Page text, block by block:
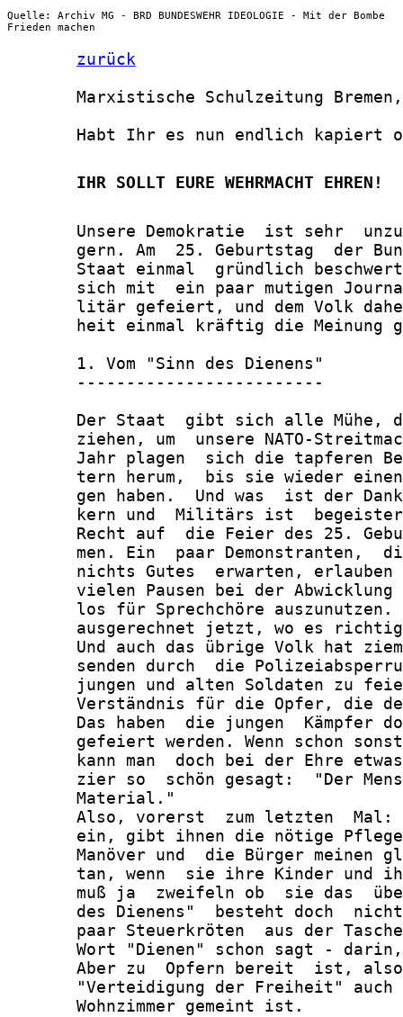
Quelle: Archiv MG - BRD BUNDESWEHR IDEOLOGIE - Mit der Bombe
Frieden machen
zurück
Marxistische Schulzeitung
Habt Ihr es nun endlich kapiert
       IHR SOLLT EURE WEHRMACHT EHREN!
Unsere Demokratie  ist sehr
gern. Am  25. Geburtstag  der
Staat einmal  gründlich
sich mit  ein paar mutigen
litär gefeiert, und dem Volk
heit einmal kräftig die Meinung
       1. Vom "Sinn des Dienens"
       -------------------------
Der Staat  gibt sich alle Mühe,
ziehen, um  unsere NATO-
Jahr plagen  sich die tapferen
tern herum,  bis sie wieder
gen haben.  Und was  ist der
kern und  Militärs ist
Recht auf  die Feier des 25.
men. Ein  paar Demonstranten,
nichts Gutes  erwarten,
vielen Pausen bei der
los für Sprechchöre
ausgerechnet jetzt, wo es
Und auch das übrige Volk hat
senden durch  die
jungen und alten Soldaten zu
Verständnis für die Opfer, die
Das haben  die jungen  Kämpfer
gefeiert werden. Wenn schon
kann man  doch bei der Ehre
zier so  schön gesagt:  "Der
       Material."
Also, vorerst  zum letzten
ein, gibt ihnen die nötige
Manöver und  die Bürger meinen
tan, wenn  sie ihre Kinder und
muß ja  zweifeln ob  sie das
des Dienens"  besteht doch
paar Steuerkröten  aus der
Wort "Dienen" schon sagt -
Aber zu  Opfern bereit  ist,
"Verteidigung der Freiheit"
       Wohnzimmer gemeint ist.